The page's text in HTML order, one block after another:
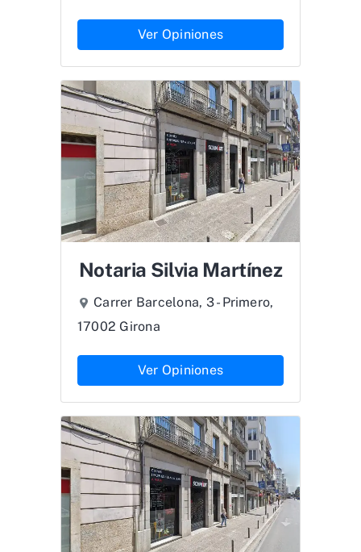
Ver Opiniones
Notaria Silvia Martínez
Carrer Barcelona, 3 - Primero,
17002 Girona
Ver Opiniones